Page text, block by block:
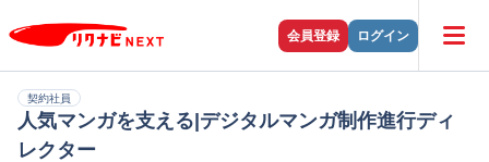
会員登録 ログイン
契約社員
人気マンガを支える|デジタルマンガ制作進行ディ
レクター